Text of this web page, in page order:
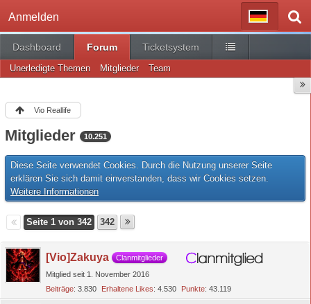
Anmelden
Dashboard Forum Ticketsystem
Unerledigte Themen Mitglieder Team
Vio Reallife
Mitglieder 10.251
Diese Seite verwendet Cookies. Durch die Nutzung unserer Seite
erklären Sie sich damit einverstanden, dass wir Cookies setzen.
Weitere Informationen
Seite 1 von 342 342
[Vio]Zakuya
Clanmitglieder
Mitglied seit 1. November 2016
Beiträge 3.830 Erhaltene Likes 4.530 Punkte 43.119